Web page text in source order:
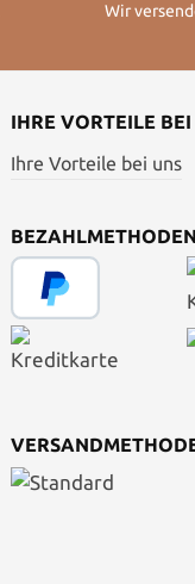
Wir
IHRE VORTEILE BEI
Ihre Vorteile bei uns
BEZAHLMETHODEN